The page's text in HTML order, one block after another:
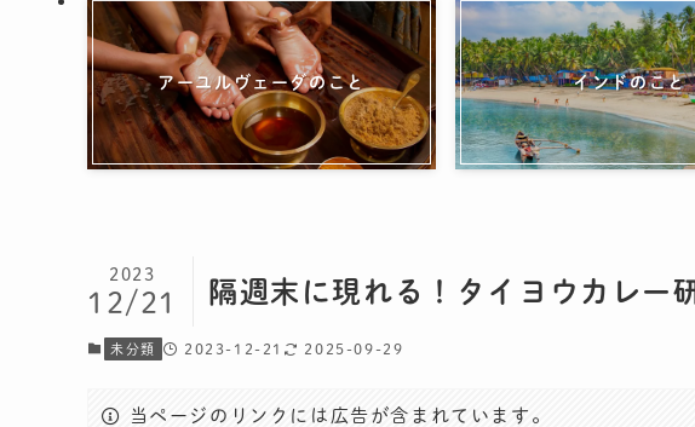
アーユルヴェーダのこと インドのこと
隔週末に現れる！タイヨウカレー
2023
12/21
未分類 2023-12-21 2025-09-29
当ページのリンクには広告が含まれています。